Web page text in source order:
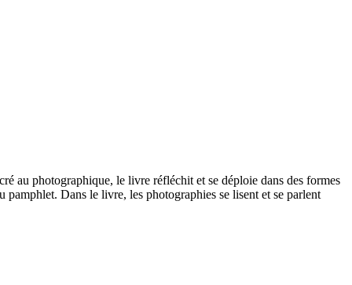
au photographique, le livre réfléchit et se déploie dans des formes
Dans le livre, les photographies se lisent et se parlent